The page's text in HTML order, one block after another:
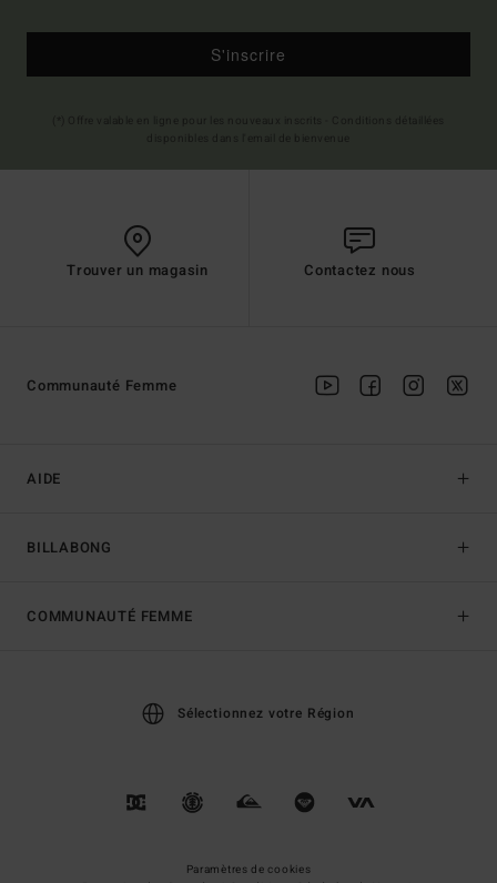
S'inscrire
Trouver un magasin Contactez nous
AIDE
BILLABONG
Communauté Femme
COMMUNAUTÉ FEMME
Sélectionnez votre Région
Paramètres de cookies